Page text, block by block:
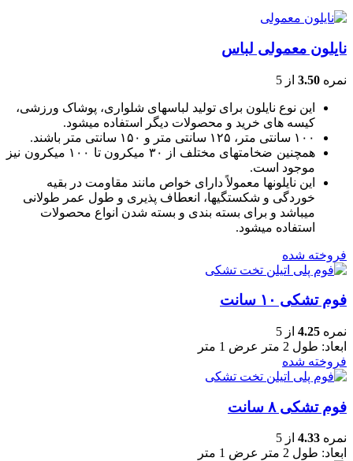
نایلون معمولی لباس
نمره 3.50 از 5
این نوع نایلون برای تولید لباسهای شلواری، پوشاک ورزشی،
کیسه های خرید و محصولات دیگر استفاده میشود.
۱۰۰ سانتی متر، ۱۲۵ سانتی متر و ۱۵۰ سانتی متر باشند.
همچنین ضخامتهای مختلف از ۳۰ میکرون تا ۱۰۰ میکرون نیز
موجود است.
این نایلونها معمولاً دارای خواص مانند مقاومت در بقیه
خوردگی و شکستگیها، انعطاف پذیری و طول عمر طولانی
میباشد و برای بسته بندی و بسته شدن انواع محصولات
استفاده میشود.
فروخته شده
فوم تشکی ۱۰ سانت
نمره 4.25 از 5
ابعاد: طول 2 متر عرض 1 متر
فروخته شده
فوم تشکی ۸ سانت
نمره 4.33 از 5
ابعاد: طول 2 متر عرض 1 متر